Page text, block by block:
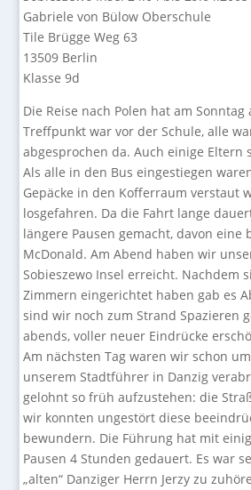
Gabriele von Bülow Oberschule
Tile Brügge Weg 63
13509 Berlin
Klasse 9d
Die Reise nach Polen hat am
Treffpunkt war vor der Schule, alle
abgesprochen da. Auch einige Eltern
Als alle in den Bus eingestiegen
Gepäcke in den Kofferraum verstaut
losgefahren. Da die Fahrt lange
längere Pausen gemacht, davon eine
McDonald. Am Abend haben wir
Sobieszewo Insel erreicht. Nachdem
Zimmern eingerichtet haben gab es
sind wir noch zum Strand Spazieren
abends, voller neuer Eindrücke
Am nächsten Tag waren wir schon
unserem Stadtführer in Danzig
gelohnt so früh aufzustehen: die
wir konnten ungestört diese
bewundern. Die Führung hat mit
Pausen 4 Stunden gedauert. Es war
„alten“ Danziger Herrn Jerzy zu